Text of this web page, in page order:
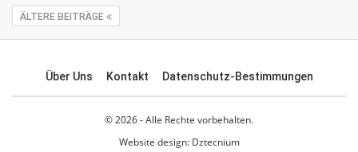
ÄLTERE BEITRÄGE
Über Uns Kontakt Datenschutz-Bestimmungen
© 2026 - Alle Rechte vorbehalten.
Website design: Dztecnium